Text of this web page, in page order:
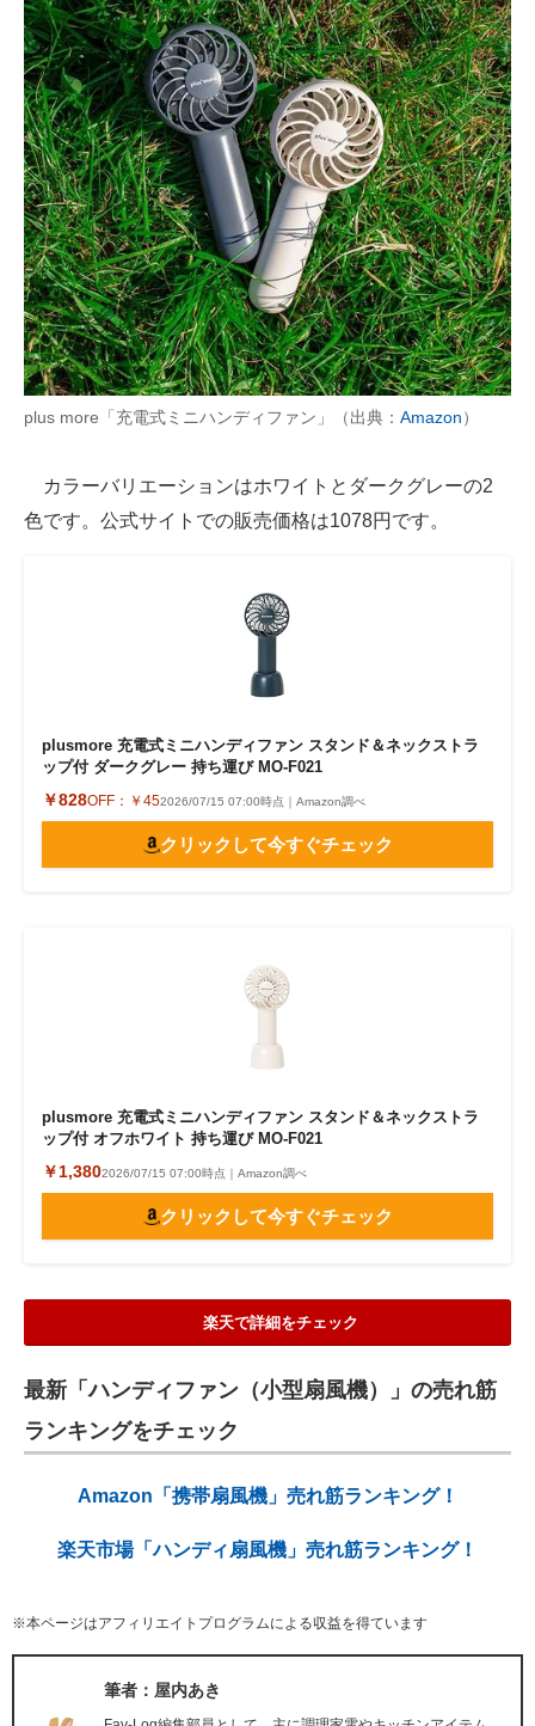
plus more「充電式ミニハンディファン」（出典： Amazon）
カラーバリエーションはホワイトとダークグレーの2
色です。公式サイトでの販売価格は1078円です。
plusmore 充電式ミニハンディファン スタンド＆ネックストラ
ップ付 ダークグレー 持ち運び MO-F021
￥828OFF： ￥452026/07/15 07:00時点｜Amazon調べ
クリックして今すぐチェック
plusmore 充電式ミニハンディファン スタンド＆ネックストラ
ップ付 オフホワイト 持ち運び MO-F021
￥1,3802026/07/15 07:00時点｜Amazon調べ
クリックして今すぐチェック
楽天で詳細をチェック
最新「ハンディファン（小型扇風機）」の売れ筋
ランキングをチェック
Amazon「携帯扇風機」売れ筋ランキング！
楽天市場「ハンディ扇風機」売れ筋ランキング！
※本ページはアフィリエイトプログラムによる収益を得ています
筆者：屋内あき